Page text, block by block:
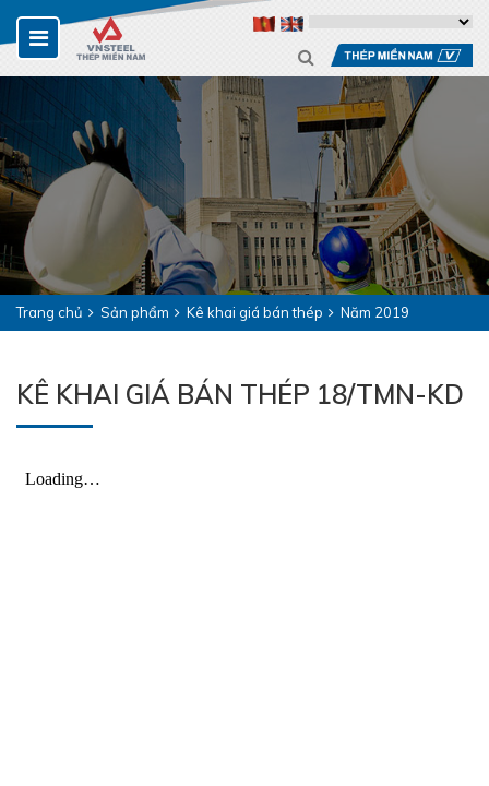
Trang chủ Sản phẩm Kê khai giá bán thép Năm 2019
KÊ KHAI GIÁ BÁN THÉP 18/TMN-KD